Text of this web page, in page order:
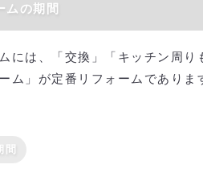
ムの期間
には、「交換」「キッチン周
ム」が定番リフォームであり
間